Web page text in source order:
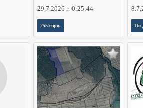
29.7.2026 г. 0:25:44
255 евро. По